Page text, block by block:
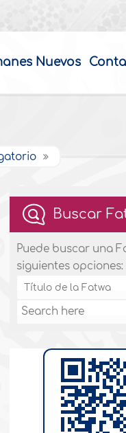
Nuevos
Buscar
Puede buscar una
siguientes opciones: